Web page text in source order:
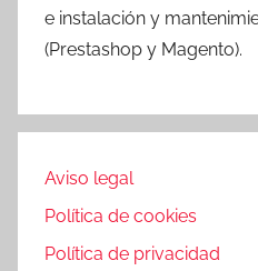
e instalación y
(Prestashop y Magento).
Aviso legal
Política de cookies
Política de privacidad